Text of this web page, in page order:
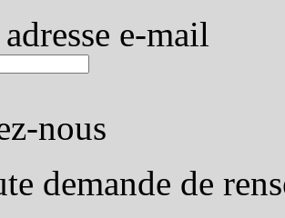
e-mail
nous
demande de